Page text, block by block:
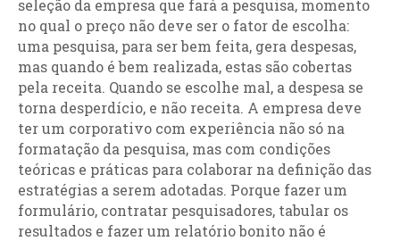
seleção da empresa que fará a pesquisa, momento
no qual o preço não deve ser o fator de escolha:
uma pesquisa, para ser bem feita, gera despesas,
mas quando é bem realizada, estas são cobertas
pela receita. Quando se escolhe mal, a despesa se
torna desperdício, e não receita. A empresa deve
ter um corporativo com experiência não só na
formatação da pesquisa, mas com condições
teóricas e práticas para colaborar na definição das
estratégias a serem adotadas. Porque fazer um
formulário, contratar pesquisadores, tabular os
resultados e fazer um relatório bonito não é